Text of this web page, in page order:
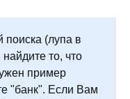
поиска (лупа в
то, что
пример
"банк". Если Вам